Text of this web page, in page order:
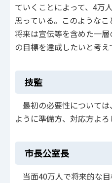
ていくことによって、4万
思っている。このような
将来は宣伝等を含めた一
の目標を達成したいと考え
技監
最初の必要性について
ように準備方、対応方よろ
市長公室長
当面40万人で将来的な目